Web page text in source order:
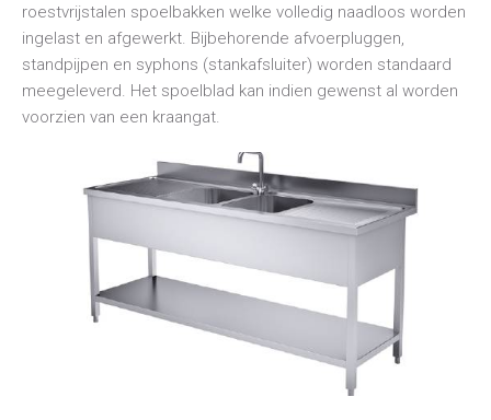
roestvrijstalen spoelbakken welke volledig naadloos worden
ingelast en afgewerkt. Bijbehorende afvoerpluggen,
standpijpen en syphons (stankafsluiter) worden standaard
meegeleverd. Het spoelblad kan indien gewenst al worden
voorzien van een kraangat.